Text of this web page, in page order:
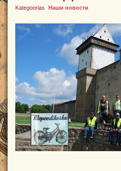
Kategoorias Наши новости